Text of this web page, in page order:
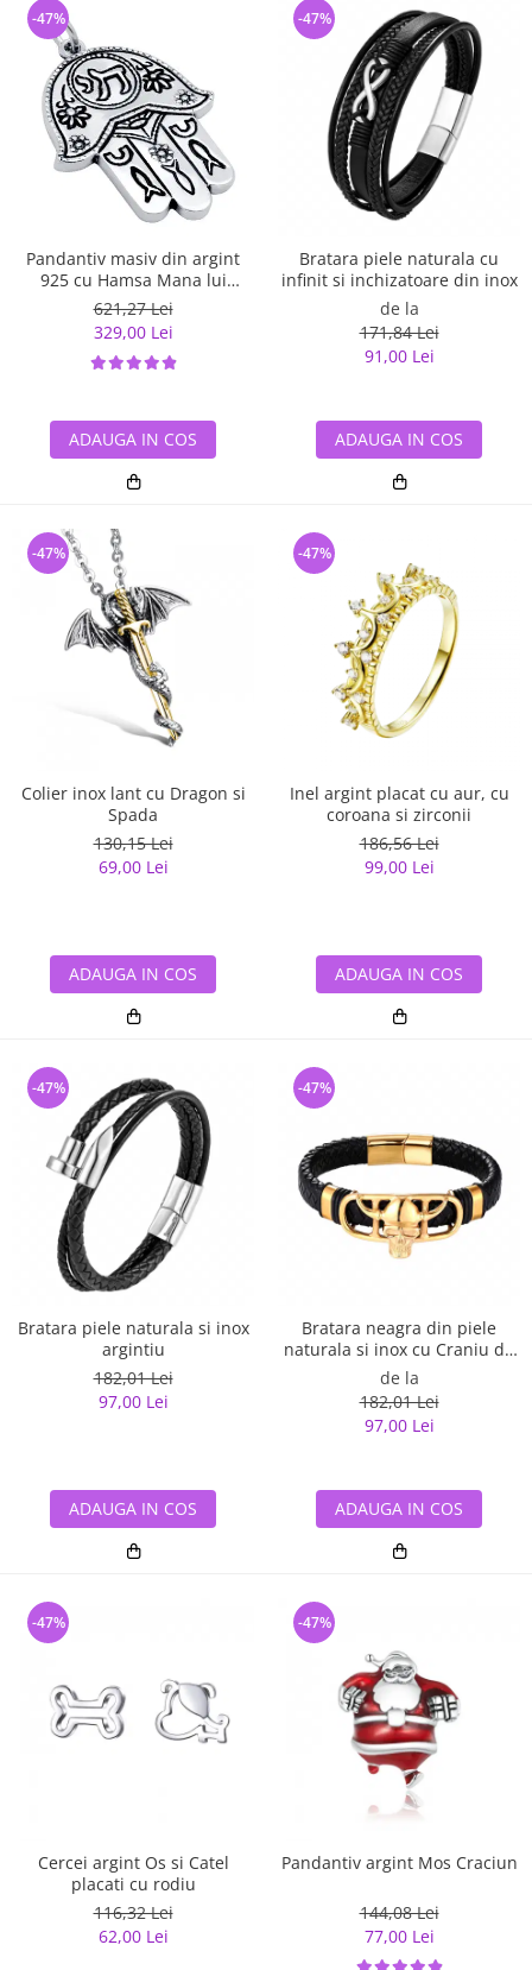
Pandantiv masiv din argint
925 cu Hamsa Mana lui
Fatima
621,27 Lei
329,00 Lei
-47%
ADAUGA IN COS
Bratara piele naturala cu
infinit si inchizatoare din inox
de la
171,84 Lei
91,00 Lei
-47%
ADAUGA IN COS
Colier inox lant cu Dragon si
Spada
130,15 Lei
69,00 Lei
-47%
ADAUGA IN COS
Inel argint placat cu aur, cu
coroana si zirconii
186,56 Lei
99,00 Lei
-47%
ADAUGA IN COS
Bratara piele naturala si inox
argintiu
182,01 Lei
97,00 Lei
-47%
ADAUGA IN COS
Bratara neagra din piele
naturala si inox cu Craniu de
Viking
de la
182,01 Lei
97,00 Lei
-47%
ADAUGA IN COS
Cercei argint Os si Catel
placati cu rodiu
116,32 Lei
62,00 Lei
-47%
Pandantiv argint Mos Craciun
144,08 Lei
77,00 Lei
-47%